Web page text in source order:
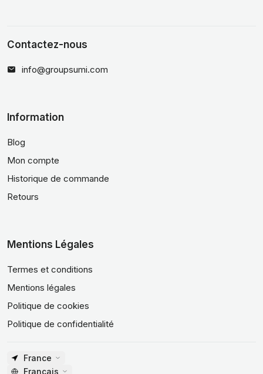
Contactez-nous
info@groupsumi.com
Information
Blog
Mon compte
Historique de commande
Retours
Mentions Légales
Termes et conditions
Mentions légales
Politique de cookies
Politique de confidentialité
France
Français